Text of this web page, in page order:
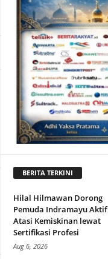
BERITA TERKINI
Hilal Hilmawan Dorong
Pemuda Indramayu Aktif
Atasi Kemiskinan lewat
Sertifikasi Profesi
Aug 6, 2026